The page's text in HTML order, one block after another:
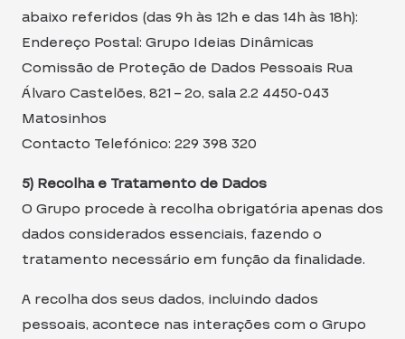
abaixo referidos (das 9h às 12h e das 14h às 18h):
Endereço Postal: Grupo Ideias Dinâmicas
Comissão de Proteção de Dados Pessoais Rua
Álvaro Castelões, 821 – 2o, sala 2.2 4450-043
Matosinhos
Contacto Telefónico: 229 398 320
5) Recolha e Tratamento de Dados
O Grupo procede à recolha obrigatória apenas dos
dados considerados essenciais, fazendo o
tratamento necessário em função da finalidade.
A recolha dos seus dados, incluindo dados
pessoais, acontece nas interações com o Grupo